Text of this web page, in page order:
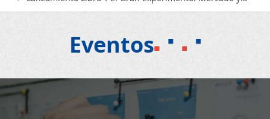
privatización de la educación chilena\"
Eventos